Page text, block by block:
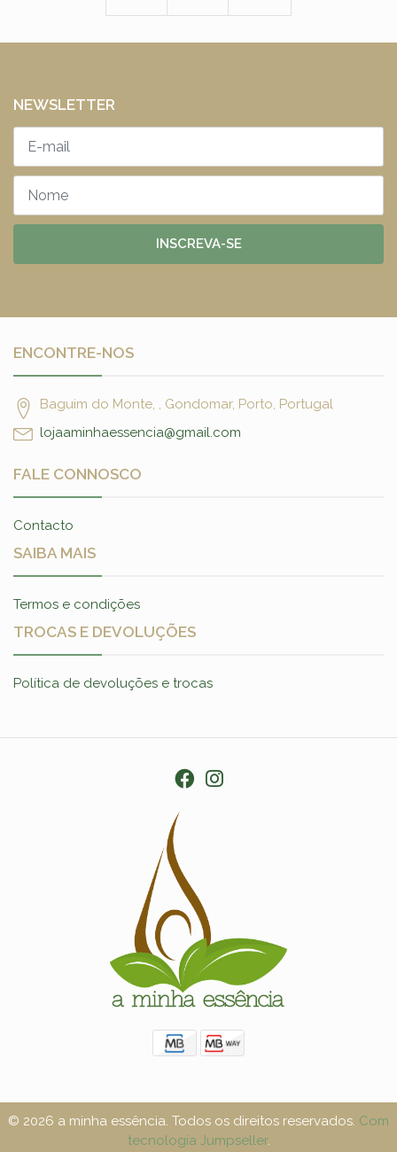
NEWSLETTER
INSCREVA-SE
ENCONTRE-NOS
Baguim do Monte, , Gondomar, Porto, Portugal
lojaaminhaessencia@gmail.com
FALE CONNOSCO
Contacto
SAIBA MAIS
Termos e condições
TROCAS E DEVOLUÇÕES
Política de devoluções e trocas
© 2026 a minha essência. Todos os direitos reservados. Com
tecnologia Jumpseller.